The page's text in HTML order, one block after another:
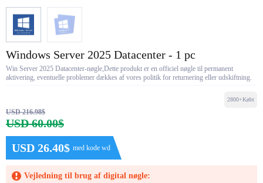
Windows Server 2025 Datacenter - 1 pc
Win Server 2025 Datacenter-nøgle,Dette produkt er en officiel nøgle til permanent
aktivering, eventuelle problemer dækkes af vores politik for returnering eller udskiftning.
USD 216.98$
USD 60.00$
USD 26.40$ med kode wd
2800+Købt
Vejledning til brug af digital nøgle: